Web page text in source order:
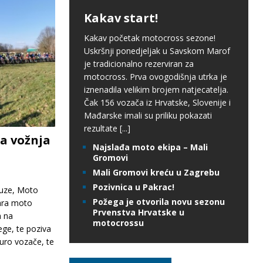
vožnja
Moto
moto
na
te poziva
vozače, te
Kakav start!
Kakav početak motocross sezone!
Uskršnji ponedjeljak u Savskom Marof
je tradicionalno rezerviran za
motocross. Prva ovogodišnja utrka je
iznenadila velikim brojem natjecatelja.
Čak 156 vozača iz Hrvatske, Slovenije i
Mađarske imali su priliku pokazati
rezultate [...]
Najslađa moto ekipa – Mali
Gromovi
Mali Gromovi kreću u Zagrebu
Pozivnica u Pakrac!
Požega je otvorila novu sezonu
Prvenstva Hrvatske u
motocrossu